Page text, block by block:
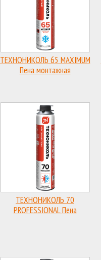
ТЕХНОНИКОЛЬ 65 MAXIMUM
Пена монтажная
ТЕХНОНИКОЛЬ 70
PROFESSIONAL Пена